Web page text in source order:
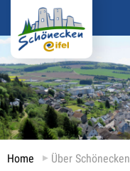
Home Über Schönecken